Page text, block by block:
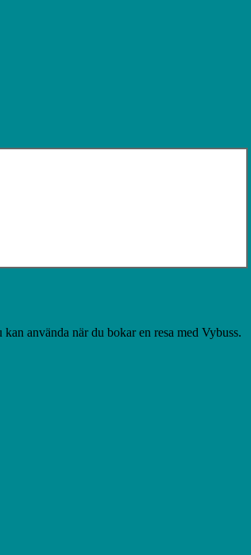
använda när du bokar en resa med Vybuss.